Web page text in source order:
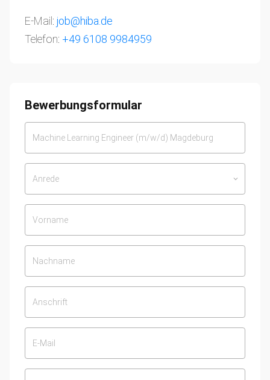
E-Mail: job@hiba.de
Telefon: +49 6108 9984959
Bewerbungsformular
Anrede keyboard_arrow_down